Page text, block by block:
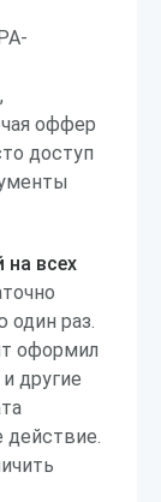
оффер
доступ
на всех
один раз.
оформил
другие
действие.